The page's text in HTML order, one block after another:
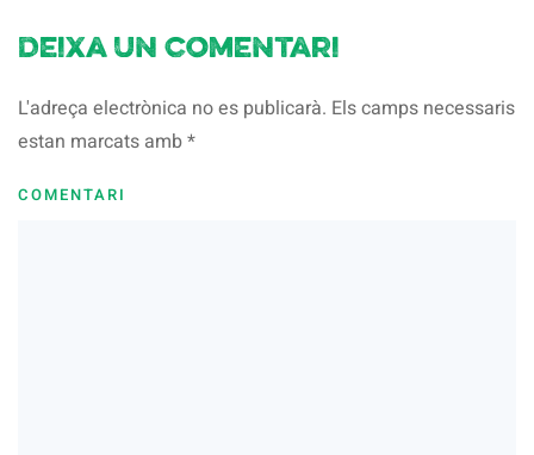
Deixa un comentari
L'adreça electrònica no es publicarà. Els camps necessaris
estan marcats amb*
COMENTARI